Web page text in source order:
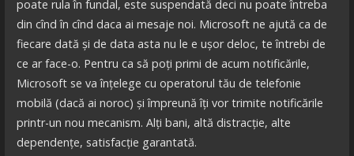
poate rula în fundal, este suspendată deci nu poate întreba
din cînd în cînd daca ai mesaje noi. Microsoft ne ajută ca de
fiecare dată și de data asta nu le e ușor deloc, te întrebi de
ce ar face-o. Pentru ca să poți primi de acum notificările,
Microsoft se va înțelege cu operatorul tău de telefonie
mobilă (dacă ai noroc) și împreună îți vor trimite notificările
printr-un nou mecanism. Alți bani, altă distracție, alte
dependențe, satisfacție garantată.